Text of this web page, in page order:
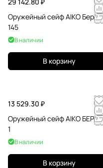
Оружейный сейф AIKO
145
В наличии
В корзину
13 529.30 ₽
Оружейный сейф AIKO
1
В наличии
В корзину